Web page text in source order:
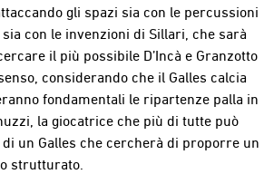
gli spazi sia con le percussioni
con le invenzioni di Sillari, che sarà
il più possibile D’Incà e Granzotto
considerando che il Galles calcia
fondamentali le ripartenze palla in
la giocatrice che più di tutte può
un Galles che cercherà di proporre un
strutturato.